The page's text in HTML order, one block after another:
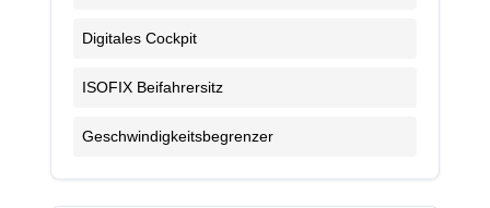
Digitales Cockpit
ISOFIX Beifahrersitz
Geschwindigkeitsbegrenzer